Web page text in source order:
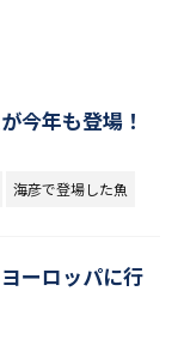
今年も登場！
海彦で登場した魚
ーロッパに行